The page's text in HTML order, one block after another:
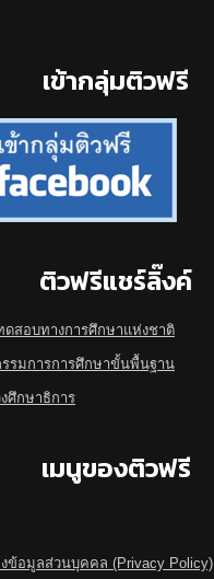
เข้ากลุ่มติวฟรี
ติวฟรีแชร์ลิ๊งค์
สอบทางการศึกษาแห่งชาติ
รมการการศึกษาขั้นพื้นฐาน
ศึกษาธิการ
เมนูของติวฟรี
ข้อมูลส่วนบุคคล (Privacy Policy)